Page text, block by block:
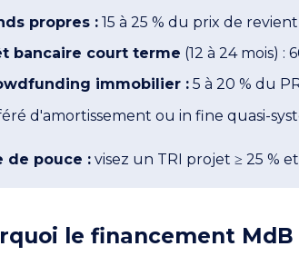
propres : 15 à 25 % du prix de
bancaire court terme (12 à 24 mois) :
immobilier : 5 à 20 % du
d'amortissement ou in fine quasi-
de pouce : visez un TRI projet ≥ 25 %
le financement